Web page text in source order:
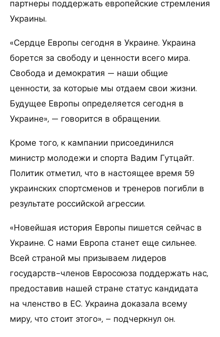
партнеры поддержать европейские стремления
Украины.
«Сердце Европы сегодня в Украине. Украина
борется за свободу и ценности всего мира.
Свобода и демократия — наши общие
ценности, за которые мы отдаем свои жизни.
Будущее Европы определяется сегодня в
Украине», — говорится в обращении.
Кроме того, к кампании присоединился
министр молодежи и спорта Вадим Гутцайт.
Политик отметил, что в настоящее время 59
украинских спортсменов и тренеров погибли в
результате российской агрессии.
«Новейшая история Европы пишется сейчас в
Украине. С нами Европа станет еще сильнее.
Всей страной мы призываем лидеров
государств-членов Евросоюза поддержать нас,
предоставив нашей стране статус кандидата
на членство в ЕС. Украина доказала всему
миру, что стоит этого», – подчеркнул он.